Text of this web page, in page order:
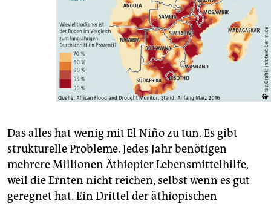
Das alles hat wenig mit El Niño zu tun. Es gibt
strukturelle Probleme. Jedes Jahr benötigen
mehrere Millionen Äthiopier Lebensmittelhilfe,
weil die Ernten nicht reichen, selbst wenn es gut
geregnet hat. Ein Drittel der äthiopischen